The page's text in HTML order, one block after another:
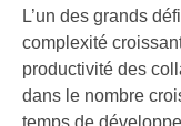
L’un des grands
complexité
productivité des
dans le nombre
temps de